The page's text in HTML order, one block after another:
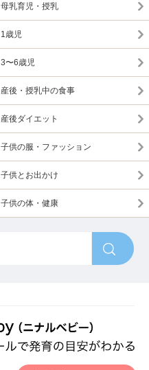
母乳育児・授乳
1歳児
3〜6歳児
産後・授乳中の食事
産後ダイエット
子供の服・ファッション
子供とお出かけ
子供の体・健康